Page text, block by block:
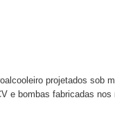
projetados sob
e bombas fabricadas